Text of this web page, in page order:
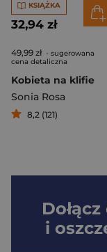
KSIĄŻKA
32,94 zł
49,99 zł - sugerowana
cena detaliczna
Kobieta na klifie
Sonia Rosa
8,2 (121)
i